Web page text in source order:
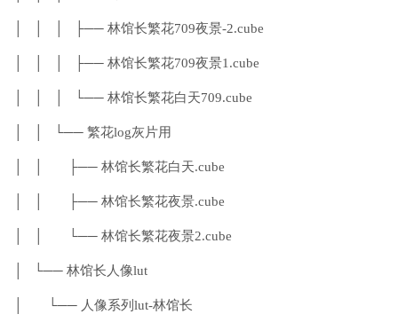
│ │ │ ├── 林馆长繁花709夜景-2.cube
│ │ │ ├── 林馆长繁花709夜景1.cube
│ │ │ └── 林馆长繁花白天709.cube
│ │ └── 繁花log灰片用
│ │ ├── 林馆长繁花白天.cube
│ │ ├── 林馆长繁花夜景.cube
│ │ └── 林馆长繁花夜景2.cube
│ └── 林馆长人像lut
│ └── 人像系列lut-林馆长